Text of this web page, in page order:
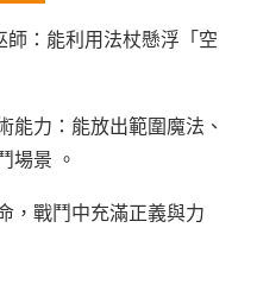
：能利用法杖懸浮「空
能力：能放出範圍魔法、
場景 。
，戰鬥中充滿正義與力